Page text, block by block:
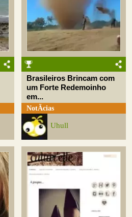
Brasileiros Brincam com
um Forte Redemoinho
em...
NotÃ­cias
Uhull